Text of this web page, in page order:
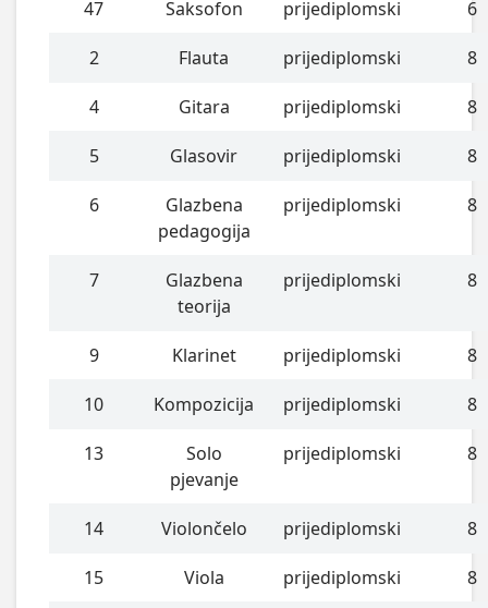
47 Saksofon prijediplomski 6
2 Flauta prijediplomski 8
4 Gitara prijediplomski 8
5 Glasovir prijediplomski 8
6
Glazbena
pedagogija
prijediplomski 8
7
Glazbena
teorija
prijediplomski 8
9 Klarinet prijediplomski 8
10 Kompozicija prijediplomski 8
13
Solo
pjevanje
prijediplomski 8
14 Violončelo prijediplomski 8
15 Viola prijediplomski 8